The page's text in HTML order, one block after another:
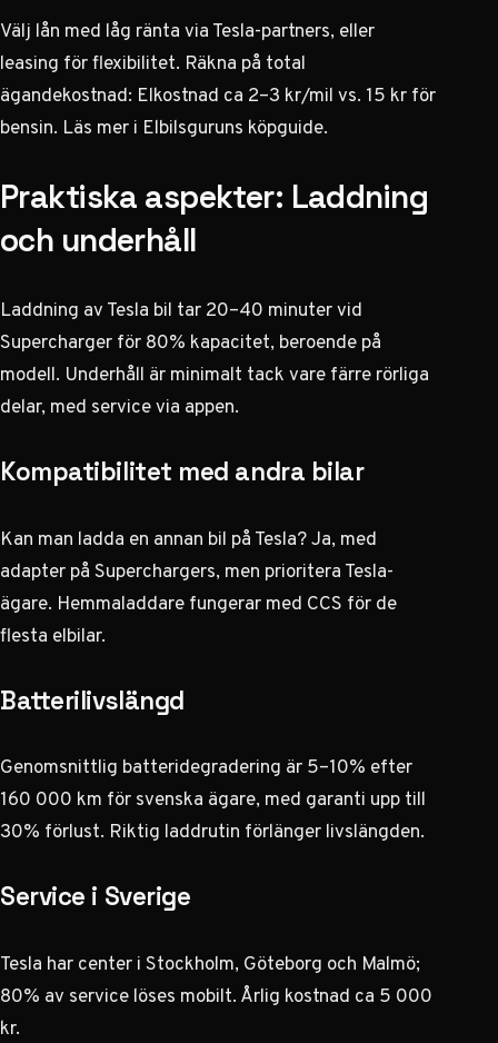
Välj lån med låg ränta via Tesla-partners, eller
leasing för flexibilitet. Räkna på total
ägandekostnad: Elkostnad ca 2–3 kr/mil vs. 15 kr för
bensin. Läs mer i Elbilsguruns köpguide.
Praktiska aspekter: Laddning
och underhåll
Laddning av Tesla bil tar 20–40 minuter vid
Supercharger för 80% kapacitet, beroende på
modell. Underhåll är minimalt tack vare färre rörliga
delar, med service via appen.
Kompatibilitet med andra bilar
Kan man ladda en annan bil på Tesla? Ja, med
adapter på Superchargers, men prioritera Tesla-
ägare. Hemmaladdare fungerar med CCS för de
flesta elbilar.
Batterilivslängd
Genomsnittlig batteridegradering är 5–10% efter
160 000 km för svenska ägare, med garanti upp till
30% förlust. Riktig laddrutin förlänger livslängden.
Service i Sverige
Tesla har center i Stockholm, Göteborg och Malmö;
80% av service löses mobilt. Årlig kostnad ca 5 000
kr.